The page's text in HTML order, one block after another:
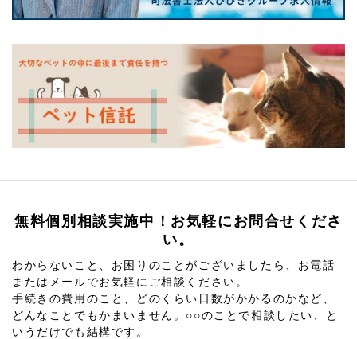
無料個別相談実施中！お気軽にお問合せくださ
い。
わからないこと、お困りのことがございましたら、お電話
またはメールでお気軽にご相談ください。
手続きの費用のこと、どのくらい日数がかかるのかなど、
どんなことでもかまいません。○○のことで相談したい、と
いうだけでも結構です。